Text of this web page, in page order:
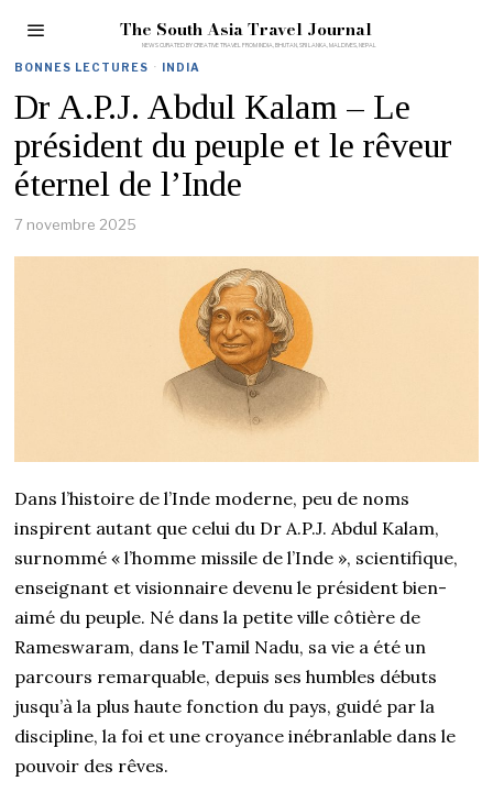
The South Asia Travel Journal
BONNES LECTURES · INDIA
Dr A.P.J. Abdul Kalam – Le
président du peuple et le rêveur
éternel de l’Inde
7 novembre 2025
Dans l’histoire de l’Inde moderne, peu de noms
inspirent autant que celui du Dr A.P.J. Abdul Kalam,
surnommé « l’homme missile de l’Inde », scientifique,
enseignant et visionnaire devenu le président bien-
aimé du peuple. Né dans la petite ville côtière de
Rameswaram, dans le Tamil Nadu, sa vie a été un
parcours remarquable, depuis ses humbles débuts
jusqu’à la plus haute fonction du pays, guidé par la
discipline, la foi et une croyance inébranlable dans le
pouvoir des rêves.